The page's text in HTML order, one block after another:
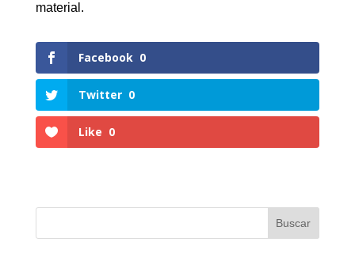
material.
Facebook 0
Twitter 0
Like 0